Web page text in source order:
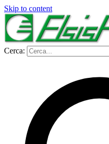
Skip to content
Cerca: